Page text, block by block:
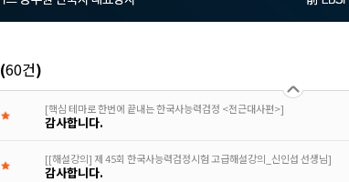
(60건)
[핵심 테마로 한번에 끝내는 한국사능력검정 <근현대사편>]
배경지식 있는 상태에서 정리하기 좋아요
[핵심 테마로 한번에 끝내는 한국사능력검정 <전근대사편>]
감사합니다.
[[해설강의] 제 45회 한국사능력검정시험 고급해설강의_신인섭 선생님]
감사합니다.